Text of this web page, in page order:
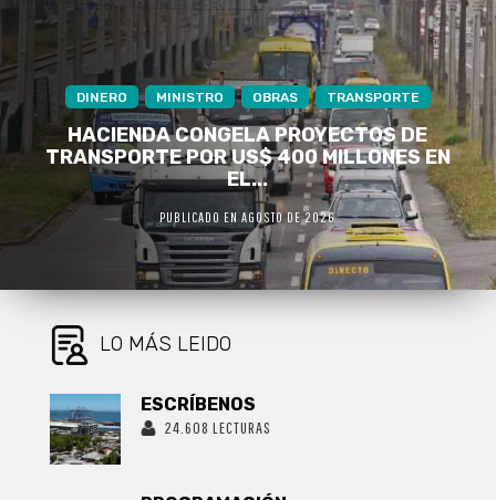
CORONEL EMERGENCIA ESCUADRÓN
CRISIS EN SECTOR ESCUADRÓN DE CORONEL:
FAMILIAS DE CALLE 3 CUMPLEN...
PUBLICADO EN AGOSTO DE 2026
LO MÁS LEIDO
ESCRÍBENOS
24.608 LECTURAS